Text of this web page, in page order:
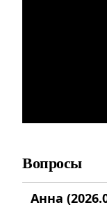
Вопросы
Анна